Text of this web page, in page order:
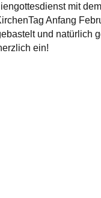
mit
Anfang
und natürlich
ein!